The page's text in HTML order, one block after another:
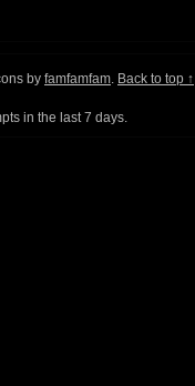
by famfamfam. Back to top ↑
in the last 7 days.